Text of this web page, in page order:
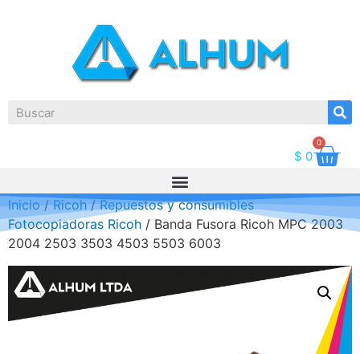
$ 0
0
Inicio/Ricoh/Repuestos y consumibles
Fotocopiadoras Ricoh / Banda Fusora Ricoh MPC 2003
2004 2503 3503 4503 5503 6003